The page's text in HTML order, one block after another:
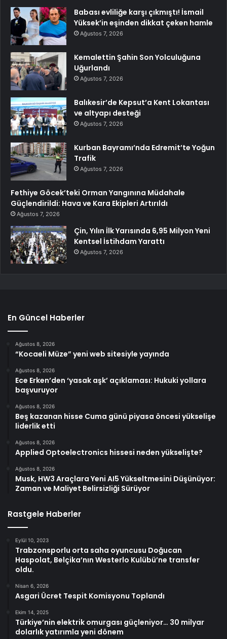
Babası evliliğe karşı çıkmıştı! İsmail
Yüksek’in eşinden dikkat çeken hamle
Ağustos 7, 2026
Kemalettin Şahin Son Yolculuğuna
Uğurlandı
Ağustos 7, 2026
Balıkesir’de Kepsut’a Kent Lokantası
ve altyapı desteği
Ağustos 7, 2026
Kurban Bayramı’nda Edremit’te Yoğun
Trafik
Ağustos 7, 2026
Fethiye Göcek’teki Orman Yangınına Müdahale
Güçlendirildi: Hava ve Kara Ekipleri Artırıldı
Ağustos 7, 2026
Çin, Yılın İlk Yarısında 6,95 Milyon Yeni
Kentsel İstihdam Yarattı
Ağustos 7, 2026
En Güncel Haberler
Ağustos 8, 2026
“Kocaeli Müze” yeni web sitesiyle yayında
Ağustos 8, 2026
Ece Erken’den ‘yasak aşk’ açıklaması: Hukuki yollara
başvuruyor
Ağustos 8, 2026
Beş kazanan hisse Cuma günü piyasa öncesi yükselişe
liderlik etti
Ağustos 8, 2026
Applied Optoelectronics hissesi neden yükselişte?
Ağustos 8, 2026
Musk, HW3 Araçlara Yeni AI5 Yükseltmesini Düşünüyor:
Zaman ve Maliyet Belirsizliği Sürüyor
Rastgele Haberler
Eylül 10, 2023
Trabzonsporlu orta saha oyuncusu Doğucan
Haspolat, Belçika’nın Westerlo Kulübü’ne transfer
oldu.
Nisan 6, 2026
Asgari Ücret Tespit Komisyonu Toplandı
Ekim 14, 2025
Türkiye’nin elektrik omurgası güçleniyor… 30 milyar
dolarlık yatırımla yeni dönem